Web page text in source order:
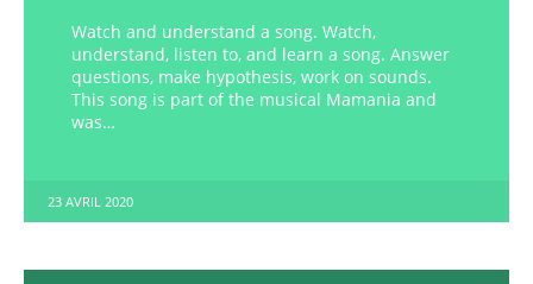
Watch and understand a song. Watch,
understand, listen to, and learn a song. Answer
questions, make hypothesis, work on sounds.
This song is part of the musical Mamania and
was…
23 AVRIL 2020